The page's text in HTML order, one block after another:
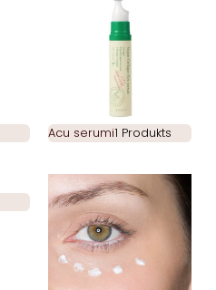
Acu serumi1 Produkts